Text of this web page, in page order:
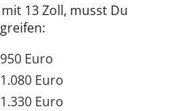
13 Zoll, musst Du
Euro
Euro
Euro